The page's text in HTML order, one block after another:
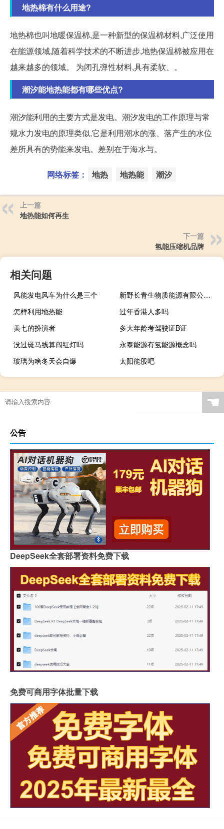
地热棉有什么用途?
地热棉也叫地暖保温棉,是一种新型的保温棉材料,广泛使用
在能源领域,随着科学技术的不断进步,地热保温棉被应用在
越来越多的领域。 为闭孔弹性材料,具有柔软、。
潮汐能地热能都有哪些优点?
潮汐能利用的主要方式是发电。潮汐发电的工作原理与常
规水力发电的原理类似,它是利用潮水的涨、落产生的水位
差所具有的势能来发电。差别在于海水与。
网络标签： 地热 地热能 潮汐
上一篇
地热能如何再生
下一篇
氢能压缩机品牌
相关问题
风能发电风车为什么是三个
新野长青生物质能源有限公司属于民营企业吗
怎样利用地热能
过年香港人多吗
美七的扮演者
多大年龄考驾驶证B证
没过斑马线算闯红灯吗
永泰能源有氢能源概念吗
玻璃为啥冬天会自爆
太阳能股吧
☚
公告
DeepSeek全套部署资料免费下载
免费可商用字体批量下载